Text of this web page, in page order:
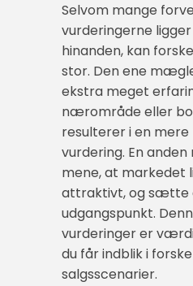
Selvom mange
vurderingerne
hinanden, kan
stor. Den ene
ekstra meget
nærområde eller
resulterer i en
vurdering. En
mene, at markedet
attraktivt, og sætte
udgangspunkt.
vurderinger er
du får indblik i
salgsscenarier.